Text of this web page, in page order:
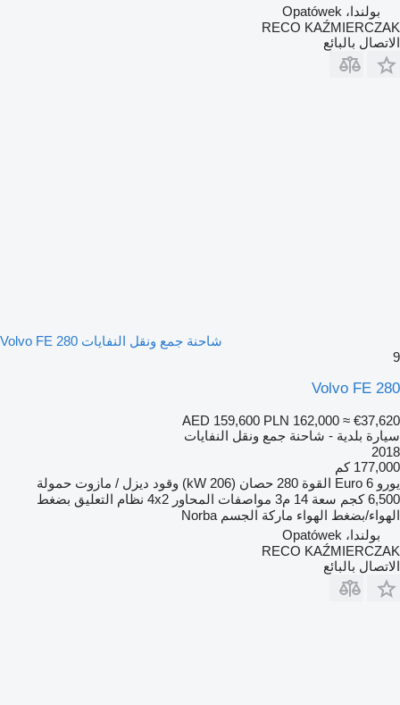
بولندا، Opatówek
RECO KAŹMIERCZAK
الاتصال بالبائع
شاحنة جمع ونقل النفايات Volvo FE 280
9
Volvo FE 280
AED 159,600 PLN 162,000 ≈ €37,620
سيارة بلدية - شاحنة جمع ونقل النفايات
2018
177,000 كم
يورو Euro 6 القوة 280 حصان (206 kW) وقود ديزل / مازوت حمولة
6,500 كجم
سعة 14 م3 مواصفات المحاور 4x2 نظام التعليق بضغط
الهواء/بضغط الهواء ماركة الجسم Norba
بولندا، Opatówek
RECO KAŹMIERCZAK
الاتصال بالبائع